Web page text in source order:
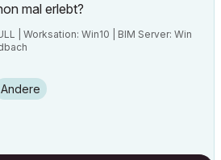
mal erlebt?
| Worksation: Win10 | BIM Server: Win
Andere